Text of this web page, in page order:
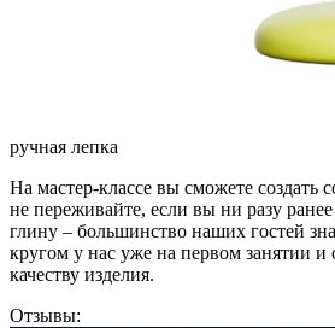
ручная лепка
На мастер-классе вы сможете создать
не переживайте, если вы ни разу
глину – большинство наших гостей
кругом у нас уже на первом занятии и
качеству изделия.
Отзывы: